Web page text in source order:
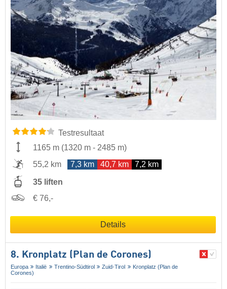
Testresultaat
1165 m (1320 m - 2485 m)
55,2 km
7,3 km 40,7 km 7,2 km
35 liften
€ 76,-
Details
8. Kronplatz (Plan de Corones)
Europa Italië Trentino-Südtirol Zuid-Tirol
Kronplatz (Plan de
Corones)